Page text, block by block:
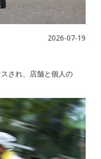
2026-07-19
され、店舗と個人の